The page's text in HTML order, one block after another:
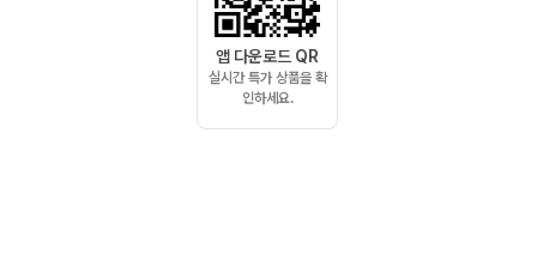
앱 다운로드 QR
실시간 특가 상품을 확
인하세요.